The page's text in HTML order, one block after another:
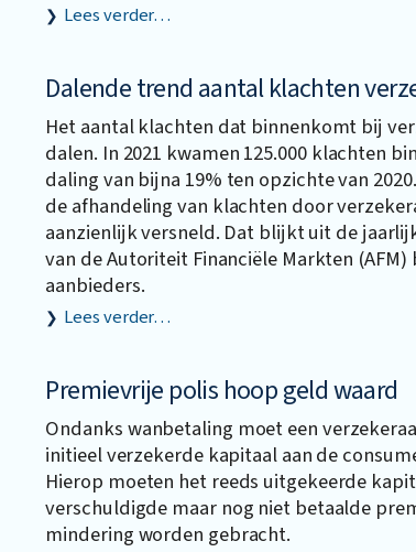
Lees verder…
Dalende trend aantal klachten
Het aantal klachten dat binnenkomt bij
dalen. In 2021 kwamen 125.000 klachten
daling van bijna 19% ten opzichte van
de afhandeling van klachten door
aanzienlijk versneld. Dat blijkt uit de
van de Autoriteit Financiële Markten (AFM)
aanbieders.
Lees verder…
Premievrije polis hoop geld waard
Ondanks wanbetaling moet een
initieel verzekerde kapitaal aan de
Hierop moeten het reeds uitgekeerde
verschuldigde maar nog niet betaalde
mindering worden gebracht.